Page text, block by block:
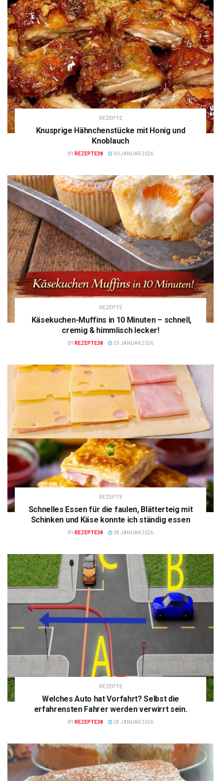
REZEPTE
Knusprige Hähnchenstücke mit Honig und
Knoblauch
BY REZEPTE38 30 JANUAR 2026
REZEPTE
Käsekuchen-Muffins in 10 Minuten – schnell,
cremig & himmlisch lecker!
BY REZEPTE38 29 JANUAR 2026
REZEPTE
Schnelles Essen für die faulen, Blätterteig mit
Schinken und Käse konnte ich ständig essen
BY REZEPTE38 28 JANUAR 2026
REZEPTE
Welches Auto hat Vorfahrt? Selbst die
erfahrensten Fahrer werden verwirrt sein.
BY REZEPTE38 28 JANUAR 2026